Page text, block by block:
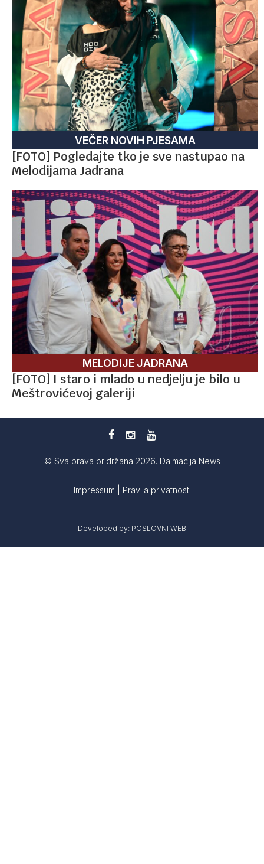
VEČER NOVIH PJESAMA
[FOTO] Pogledajte tko je sve nastupao na
Melodijama Jadrana
MELODIJE JADRANA
[FOTO] I staro i mlado u nedjelju je bilo u
Meštrovićevoj galeriji
© Sva prava pridržana 2026. Dalmacija News
Impressum Pravila privatnosti
Developed by: POSLOVNI WEB